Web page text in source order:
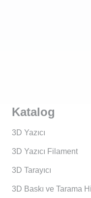
Katalog
3D Yazıcı
3D Yazıcı Filament
3D Tarayıcı
3D Baskı ve Tarama